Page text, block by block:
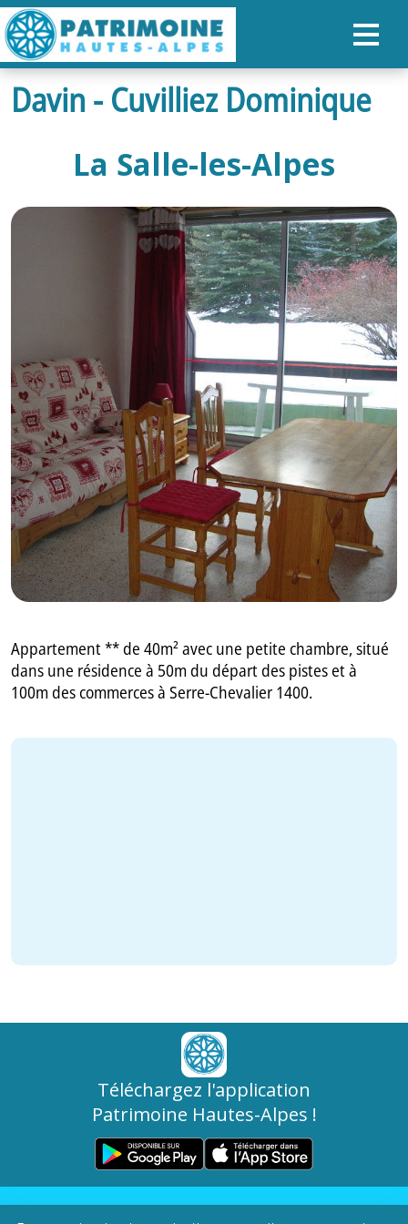
ACCUEIL
NOS PARCOURS
PATRIMOINE
ORGANISER SON SÉJOUR
FR
GB
IT
Davin - Cuvilliez Dominique
La Salle-les-Alpes
Appartement ** de 40m² avec une petite chambre, situé
dans une résidence à 50m du départ des pistes et à
100m des commerces à Serre-Chevalier 1400.
Téléchargez l'application
Patrimoine Hautes-Alpes !